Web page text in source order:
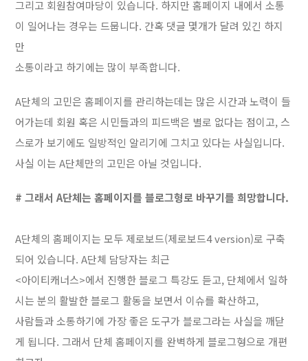
그리고 회원참여마당이 있습니다. 하지만 홈페이지 내에서 소통
이 일어나는 경우는 드뭅니다. 간혹 댓글 몇개가 달려 있긴 하지
만
소통이라고 하기에는 많이 부족합니다.
A단체의 고민은 홈페이지를 관리하는데는 많은 시간과 노력이 들
어가는데 회원 혹은 시민들과의 피드백은 별로 없다는 점이고, 스
스로가 보기에도 일방적인 알리기에 그치고 있다는 사실입니다.
사실 이는 A단체만의 고민은 아닐 것입니다.
# 그래서A단체는 홈페이지를 블로그형로 바꾸기를 희망합니다.
A단체의 홈페이지는 모두 제로보드(제로보드4 version)로 구축
되어 있습니다. A단체 담당자는 최근
<아이티캐너스>에서 진행한 블로그 특강도 듣고, 단체에서 일하
시는 분의 활발한 블로그 활동을 보면서 이슈를 확산하고,
사람들과 소통하기에 가장 좋은 도구가 블로그라는 사실을 깨닫
게 됩니다. 그래서 단체 홈페이지를 완벽하게 블로그형으로 개편